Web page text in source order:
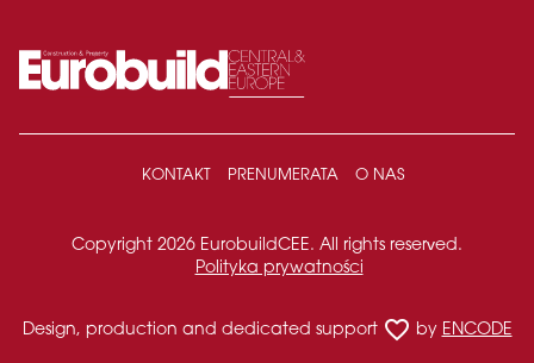
KONTAKT PRENUMERATA O NAS
Copyright 2026 EurobuildCEE. All rights reserved.
Polityka prywatności
Design, production and dedicated support favorite_border by ENCODE